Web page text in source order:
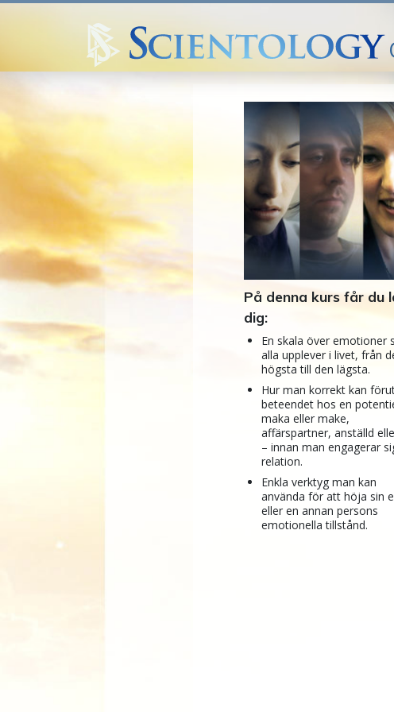
På denna kurs får du
dig:
En skala över emotioner
alla upplever i livet, från
högsta till den lägsta.
Hur man korrekt kan
beteendet hos en
maka eller make,
affärspartner, anställd
– innan man engagerar
relation.
Enkla verktyg man kan
använda för att höja sin
eller en annan persons
emotionella tillstånd.